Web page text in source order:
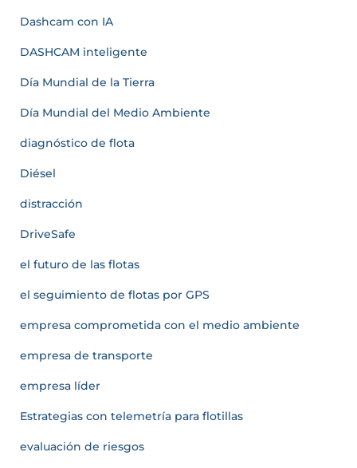
Dashcam con IA
DASHCAM inteligente
Día Mundial de la Tierra
Día Mundial del Medio Ambiente
diagnóstico de flota
Diésel
distracción
DriveSafe
el futuro de las flotas
el seguimiento de flotas por GPS
empresa comprometida con el medio ambiente
empresa de transporte
empresa líder
Estrategias con telemetría para flotillas
evaluación de riesgos